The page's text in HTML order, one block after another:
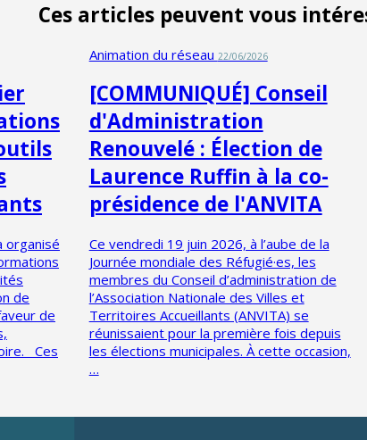
Ces articles peuvent vous
organisé
de
de
Ces
Animation du réseau 22/06/2026
[COMMUNIQUÉ] Conseil
d'Administration
Renouvelé : Élection de
Laurence Ruffin à la co-
présidence de l'ANVITA
Ce vendredi 19 juin 2026, à l’aube de la
Journée mondiale des Réfugié·es, les
membres du Conseil d’administration de
l’Association Nationale des Villes et
Territoires Accueillants (ANVITA) se
réunissaient pour la première fois depuis
les élections municipales. À cette occasion,
…